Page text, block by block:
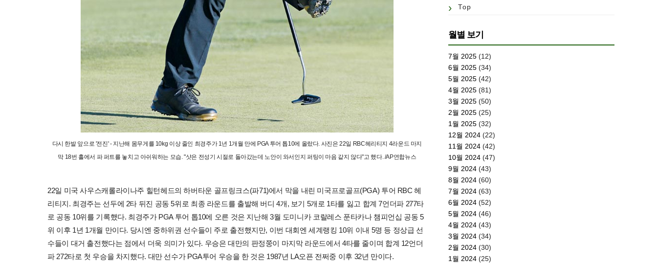
다시 한발 앞으로 '전진' - 지난해 몸무게를 10kg 이상 줄인 최경주가 1년 1개월 만에 PGA 투어 톱10에 올랐다. 사진은 22일 RBC헤리티지 4라운드 마지
막 18번 홀에서 파 퍼트를 놓치고 아쉬워하는 모습. "샷은 전성기 시절로 돌아갔는데 노안이 와서인지 퍼팅이 마음 같지 않다"고 했다. /AP연합뉴스
22일 미국 사우스캐롤라이나주 힐턴헤드의 하버타운 골프링크스(파71)에서 막을 내린 미국프로골프(PGA) 투어 RBC 헤
리티지. 최경주는 선두에 2타 뒤진 공동 5위로 최종 라운드를 출발해 버디 4개, 보기 5개로 1타를 잃고 합계 7언더파 277타
로 공동 10위를 기록했다. 최경주가 PGA 투어 톱10에 오른 것은 지난해 3월 도미니카 코랄레스 푼타카나 챔피언십 공동 5
위 이후 1년 1개월 만이다. 당시엔 중하위권 선수들이 주로 출전했지만, 이번 대회엔 세계랭킹 10위 이내 5명 등 정상급 선
수들이 대거 출전했다는 점에서 더욱 의미가 있다. 우승은 대만의 판정쭝이 마지막 라운드에서 4타를 줄이며 합계 12언더
파 272타로 첫 우승을 차지했다. 대만 선수가 PGA투어 우승을 한 것은 1987년 LA오픈 전쩌중 이후 32년 만이다.
Top
월별 보기
7월 2025 (12)
6월 2025 (34)
5월 2025 (42)
4월 2025 (81)
3월 2025 (50)
2월 2025 (25)
1월 2025 (32)
12월 2024 (22)
11월 2024 (42)
10월 2024 (47)
9월 2024 (43)
8월 2024 (60)
7월 2024 (63)
6월 2024 (52)
5월 2024 (46)
4월 2024 (43)
3월 2024 (34)
2월 2024 (30)
1월 2024 (25)